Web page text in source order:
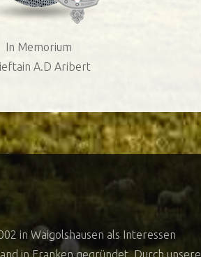
In Memorium
A.D Aribert
in Waigolshausen als Interessen
in Franken gegründet. Durch unsere